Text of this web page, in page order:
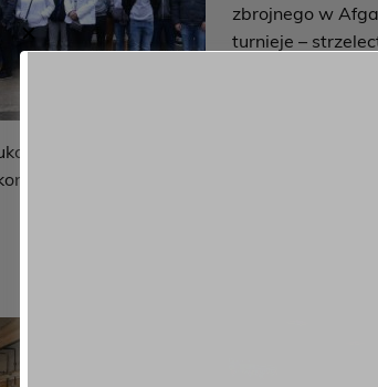
zbrojnego w
turnieje –
broni palnej na potrzeby wojska.
Z niecierpliwością czekamy na
✕